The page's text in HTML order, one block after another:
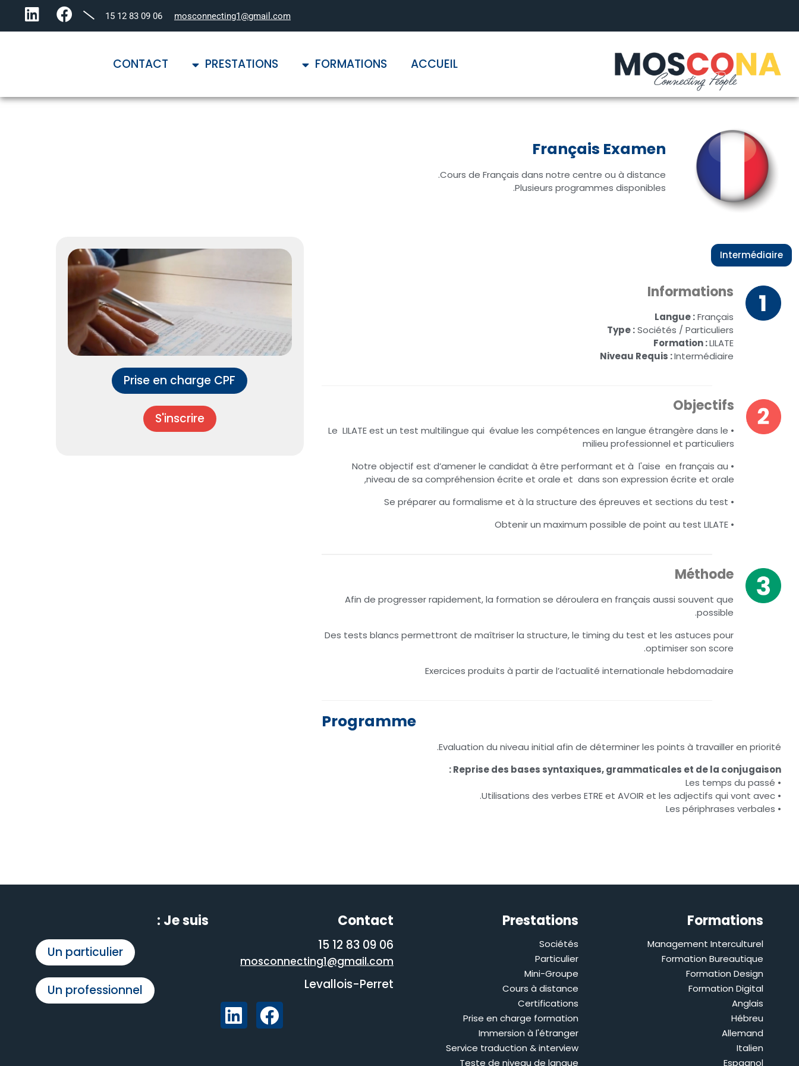
mosconnecting1@gmail.com
06 09 83 12 15
ACCUEIL
FORMATIONS
PRESTATIONS
CONTACT
Français Examen
Cours de Français dans notre centre ou à distance.
Plusieurs programmes disponibles.
Intermédiaire
Informations
Langue :Français
Type :Sociétés / Particuliers
Formation :LILATE
Niveau Requis :Intermédiaire
Objectifs
• Le LILATE est un test multilingue qui évalue les compétences en langue étrangère dans le
milieu professionnel et particuliers
• Notre objectif est d’amener le candidat à être performant et à l'aise en français au
niveau de sa compréhension écrite et orale et dans son expression écrite et orale,
• Se préparer au formalisme et à la structure des épreuves et sections du test
• Obtenir un maximum possible de point au test LILATE
Méthode
Afin de progresser rapidement, la formation se déroulera en français aussi souvent que
possible.
Des tests blancs permettront de maîtriser la structure, le timing du test et les astuces pour
optimiser son score.
Exercices produits à partir de l’actualité internationale hebdomadaire
Programme
Evaluation du niveau initial afin de déterminer les points à travailler en priorité.
Reprise des bases syntaxiques, grammaticales et de la conjugaison :
• Les temps du passé
• Utilisations des verbes ETRE et AVOIR et les adjectifs qui vont avec.
• Les périphrases verbales
Prise en charge CPF
S'inscrire
Formations
Management Interculturel
Formation Bureautique
Formation Design
Formation Digital
Anglais
Hébreu
Allemand
Italien
Espagnol
Prestations
Sociétés
Particulier
Mini-Groupe
Cours à distance
Certifications
Prise en charge formation
Immersion à l'étranger
Service traduction & interview
Teste de niveau de langue
Contact
06 09 83 12 15
mosconnecting1@gmail.com
Levallois-Perret
Je suis :
Un particulier
Un professionnel